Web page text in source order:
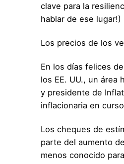
clave para la
hablar de ese lugar!)
Los precios de los
En los días felices
los EE. UU., un área
y presidente de
inflacionaria en
Los cheques de
parte del aumento
menos conocido